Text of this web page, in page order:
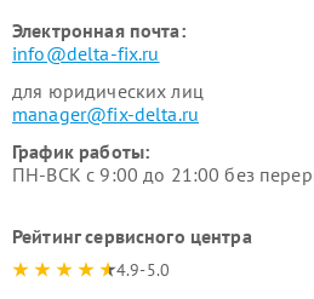
Электронная почта:
info@delta-fix.ru
для юридических лиц
manager@fix-delta.ru
График работы:
ПН-ВСК с 9:00 до 21:00 без
Рейтинг сервисного центра
4.9-5.0